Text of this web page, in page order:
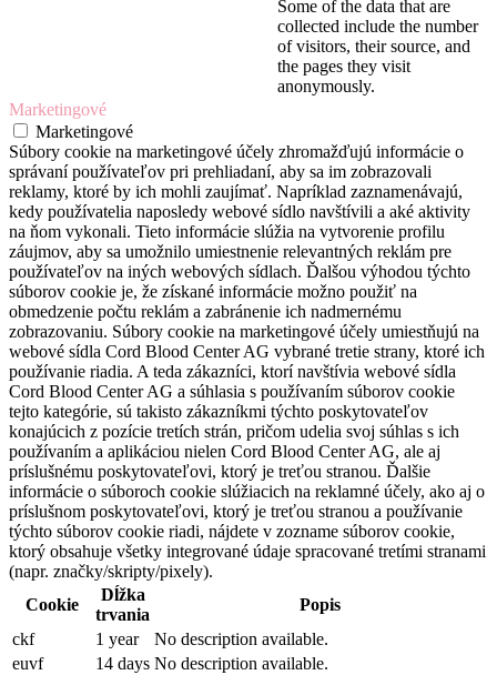
Some of the data that are
collected include the number
of visitors, their source, and
the pages they visit
anonymously.
Marketingové
Marketingové
Súbory cookie na marketingové účely zhromažďujú informácie o
správaní používateľov pri prehliadaní, aby sa im zobrazovali
reklamy, ktoré by ich mohli zaujímať. Napríklad zaznamenávajú,
kedy používatelia naposledy webové sídlo navštívili a aké aktivity
na ňom vykonali. Tieto informácie slúžia na vytvorenie profilu
záujmov, aby sa umožnilo umiestnenie relevantných reklám pre
používateľov na iných webových sídlach. Ďalšou výhodou týchto
súborov cookie je, že získané informácie možno použiť na
obmedzenie počtu reklám a zabránenie ich nadmernému
zobrazovaniu. Súbory cookie na marketingové účely umiestňujú na
webové sídla Cord Blood Center AG vybrané tretie strany, ktoré ich
používanie riadia. A teda zákazníci, ktorí navštívia webové sídla
Cord Blood Center AG a súhlasia s používaním súborov cookie
tejto kategórie, sú takisto zákazníkmi týchto poskytovateľov
konajúcich z pozície tretích strán, pričom udelia svoj súhlas s ich
používaním a aplikáciou nielen Cord Blood Center AG, ale aj
príslušnému poskytovateľovi, ktorý je treťou stranou. Ďalšie
informácie o súboroch cookie slúžiacich na reklamné účely, ako aj o
príslušnom poskytovateľovi, ktorý je treťou stranou a používanie
týchto súborov cookie riadi, nájdete v zozname súborov cookie,
ktorý obsahuje všetky integrované údaje spracované tretími stranami
(napr. značky/skripty/pixely).
Cookie
Dĺžka
trvania
Popis
ckf
1 year
No description available.
euvf
14 days No description available.